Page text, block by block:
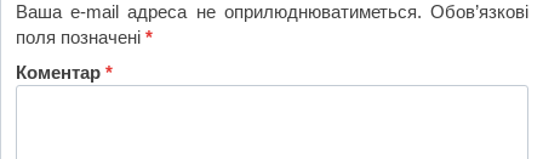
Ваша e-mail адреса не оприлюднюватиметься. Обов’язкові
поля позначені*
Коментар*